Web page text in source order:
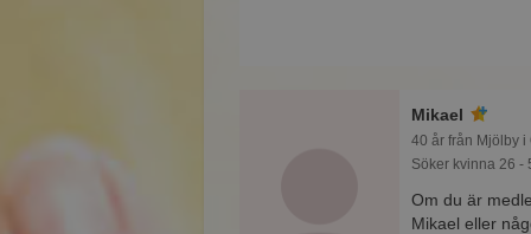
Mikael
40 år från Mjölby i
Söker kvinna 26 -
Om du är
Mikael eller